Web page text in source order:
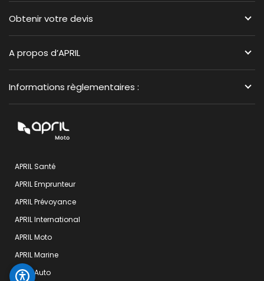
Obtenir votre devis
A propos d’APRIL
Informations règlementaires :
APRIL Santé
APRIL Emprunteur
APRIL Prévoyance
APRIL International
APRIL Moto
APRIL Marine
APRIL Auto